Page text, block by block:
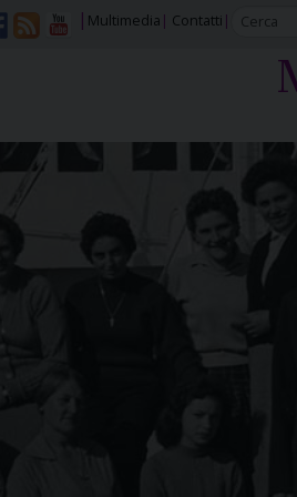
Multimedia Contatti